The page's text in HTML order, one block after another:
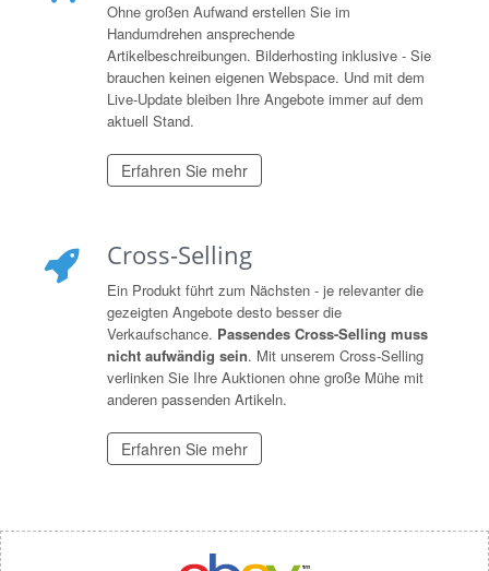
Ohne großen Aufwand erstellen Sie im
Handumdrehen ansprechende
Artikelbeschreibungen. Bilderhosting inklusive - Sie
brauchen keinen eigenen Webspace. Und mit dem
Live-Update bleiben Ihre Angebote immer auf dem
aktuell Stand.
Erfahren Sie mehr
Cross-Selling
Ein Produkt führt zum Nächsten - je relevanter die
gezeigten Angebote desto besser die
Verkaufschance. Passendes Cross-Selling muss
nicht aufwändig sein. Mit unserem Cross-Selling
verlinken Sie Ihre Auktionen ohne große Mühe mit
anderen passenden Artikeln.
Erfahren Sie mehr